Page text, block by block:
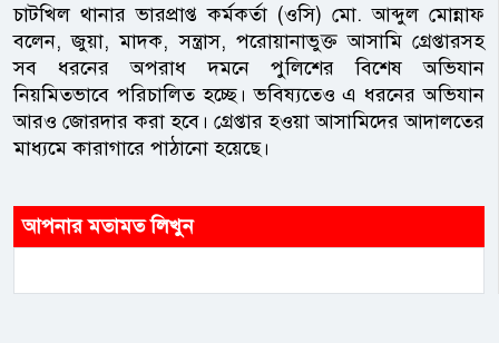
চাটখিল থানার ভারপ্রাপ্ত কর্মকর্তা (ওসি) মো. আব্দুল মোন্নাফ
বলেন, জুয়া, মাদক, সন্ত্রাস, পরোয়ানাভুক্ত আসামি গ্রেপ্তারসহ
সব ধরনের অপরাধ দমনে পুলিশের বিশেষ অভিযান
নিয়মিতভাবে পরিচালিত হচ্ছে। ভবিষ্যতেও এ ধরনের অভিযান
আরও জোরদার করা হবে। গ্রেপ্তার হওয়া আসামিদের আদালতের
মাধ্যমে কারাগারে পাঠানো হয়েছে।
আপনার মতামত লিখুন